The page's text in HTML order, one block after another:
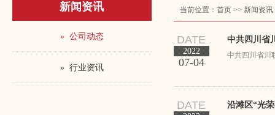
新闻资讯
» 公司动态
» 行业资讯
当前位置： 首页 >> 新闻资讯
DATE
2022
07-04
中共四川省
中共四川省川
DATE 沿滩区“光